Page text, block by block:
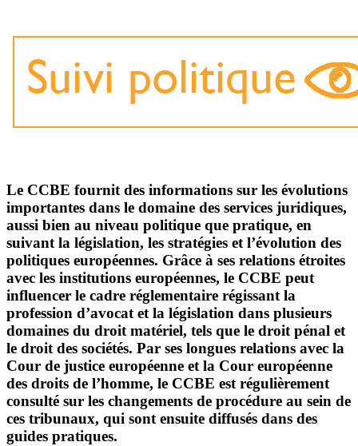
Le CCBE fournit des informations sur les évolutions
importantes dans le domaine des services juridiques,
aussi bien au niveau politique que pratique, en
suivant la législation, les stratégies et l’évolution des
politiques européennes. Grâce à ses relations étroites
avec les institutions européennes, le CCBE peut
influencer le cadre réglementaire régissant la
profession d’avocat et la législation dans plusieurs
domaines du droit matériel, tels que le droit pénal et
le droit des sociétés. Par ses longues relations avec la
Cour de justice européenne et la Cour européenne
des droits de l’homme, le CCBE est régulièrement
consulté sur les changements de procédure au sein de
ces tribunaux, qui sont ensuite diffusés dans des
guides pratiques.